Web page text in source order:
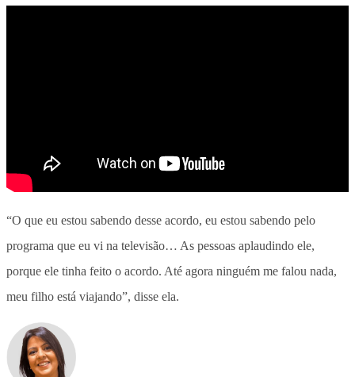
“O que eu estou sabendo desse acordo, eu estou sabendo pelo
programa que eu vi na televisão… As pessoas aplaudindo ele,
porque ele tinha feito o acordo. Até agora ninguém me falou nada,
meu filho está viajando”, disse ela.